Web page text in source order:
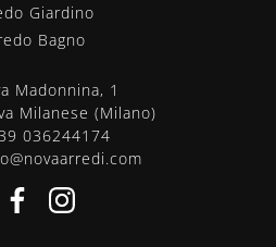
Giardino
Bagno
Madonnina, 1
Milanese (Milano)
036244174